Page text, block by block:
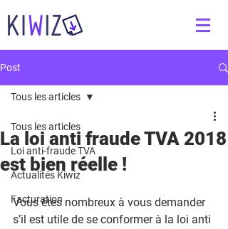
Post
Tous les articles
Loi anti-fraude TVA
Actualités Kiwiz
Facturation
Tous les articles
La loi anti fraude TVA 2018
est bien réelle !
Vous êtes nombreux à vous demander
s’il est utile de se conformer à la loi anti